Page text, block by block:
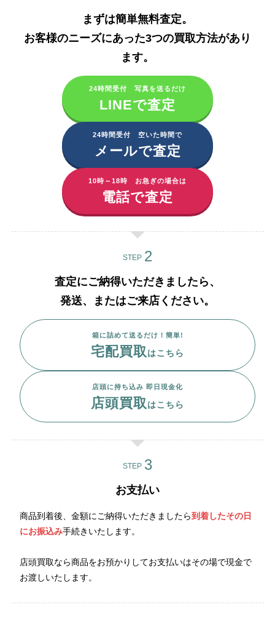
まずは簡単無料査定。
お客様のニーズにあった3つの買取方法があり
ます。​
24時間受付 写真を送るだけ
LINEで査定
24時間受付 空いた時間で
メールで査定
10時～18時 お急ぎの場合は
電話で査定
STEP
査定にご納得いただきましたら、
発送、またはご来店ください。
箱に詰めて送るだけ！簡単!
宅配買取 はこちら
店頭に持ち込み 即日現金化
店頭買取 はこちら
STEP
お支払い
商品到着後、金額にご納得いただきましたら到着したその日
にお振込み手続きいたします。
店頭買取なら商品をお預かりしてお支払いはその場で現金で
お渡しいたします。